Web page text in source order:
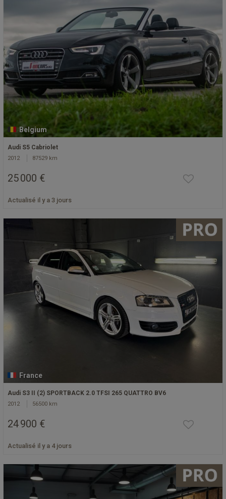
Belgium
Audi S5 Cabriolet
2012 87529 km
25 000 €
Actualisé il y a 3 jours
France
Audi S3 II (2) SPORTBACK 2.0 TFSI 265 QUATTRO BV6
2012 56500 km
24 900 €
Actualisé il y a 4 jours